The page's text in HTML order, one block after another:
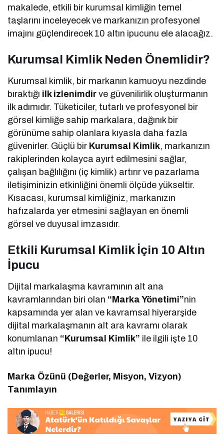
makalede, etkili bir kurumsal kimliğin temel
taşlarını inceleyecek ve markanızın profesyonel
imajını güçlendirecek 10 altın ipucunu ele alacağız.
Kurumsal Kimlik Neden Önemlidir?
Kurumsal kimlik, bir markanın kamuoyu nezdinde
bıraktığı ilk izlenimdir ve güvenilirlik oluşturmanın
ilk adımıdır. Tüketiciler, tutarlı ve profesyonel bir
görsel kimliğe sahip markalara, dağınık bir
görünüme sahip olanlara kıyasla daha fazla
güvenirler. Güçlü bir Kurumsal Kimlik, markanızın
rakiplerinden kolayca ayırt edilmesini sağlar,
çalışan bağlılığını (iç kimlik) artırır ve pazarlama
iletişiminizin etkinliğini önemli ölçüde yükseltir.
Kısacası, kurumsal kimliğiniz, markanızın
hafızalarda yer etmesini sağlayan en önemli
görsel ve duyusal imzasıdır.
Etkili Kurumsal Kimlik İçin 10 Altın
İpucu
Dijital markalaşma kavramının alt ana
kavramlarından biri olan “Marka Yönetimi”nin
kapsamında yer alan ve kavramsal hiyerarşide
dijital markalaşmanın alt ara kavramı olarak
konumlanan “Kurumsal Kimlik” ile ilgili işte 10
altın ipucu!
Marka Özünü (Değerler, Misyon, Vizyon)
Tanımlayın